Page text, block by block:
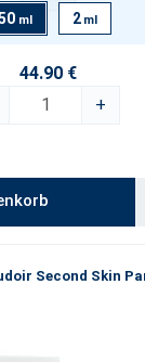
ml 2 ml
44.90 €
+
Second Skin